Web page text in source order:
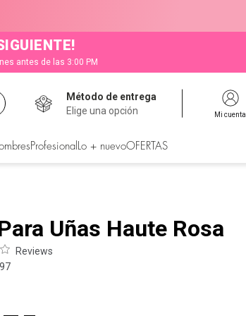
antes de las 3:00 PM
Método de entrega
Elige una opción
Mi cuenta
Profesional Lo + nuevoOFERTAS
Uñas Haute Rosa
Reviews